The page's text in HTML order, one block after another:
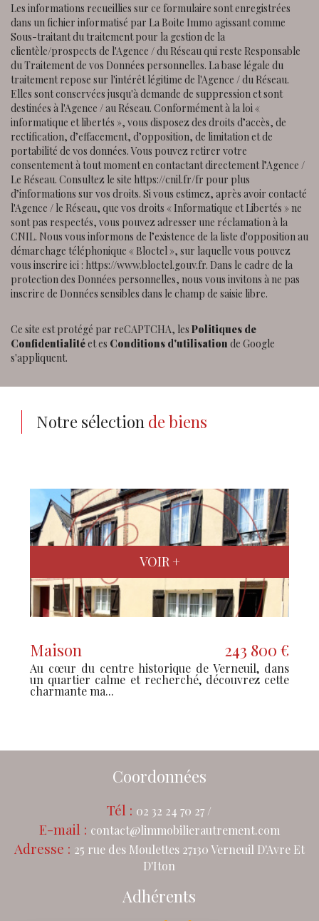
Les informations recueillies sur ce formulaire sont enregistrées
dans un fichier informatisé par La Boite Immo agissant comme
Sous-traitant du traitement pour la gestion de la
clientèle/prospects de l'Agence / du Réseau qui reste Responsable
du Traitement de vos Données personnelles. La base légale du
traitement repose sur l'intérêt légitime de l'Agence / du Réseau.
Elles sont conservées jusqu'à demande de suppression et sont
destinées à l'Agence / au Réseau. Conformément à la loi «
informatique et libertés », vous disposez des droits d’accès, de
rectification, d’effacement, d’opposition, de limitation et de
portabilité de vos données. Vous pouvez retirer votre
consentement à tout moment en contactant directement l’Agence /
Le Réseau. Consultez le site https://cnil.fr/fr pour plus
d’informations sur vos droits. Si vous estimez, après avoir contacté
l'Agence / le Réseau, que vos droits « Informatique et Libertés » ne
sont pas respectés, vous pouvez adresser une réclamation à la
CNIL. Nous vous informons de l’existence de la liste d'opposition au
démarchage téléphonique « Bloctel », sur laquelle vous pouvez
vous inscrire ici : https://www.bloctel.gouv.fr. Dans le cadre de la
protection des Données personnelles, nous vous invitons à ne pas
inscrire de Données sensibles dans le champ de saisie libre.
Ce site est protégé par reCAPTCHA, les Politiques de
Confidentialitéet es Conditions d'utilisation de Google
s'appliquent.
Notre sélection de biens
VOIR +
Maison 243 800 €
Au cœur du centre historique de Verneuil, dans
un quartier calme et recherché, découvrez cette
charmante ma...
Coordonnées
Tél : 02 32 24 70 27 /
E-mail : contact@limmobilierautrement.com
Adresse : 25 rue des Moulettes 27130 Verneuil D'Avre Et
D'Iton
Adhérents